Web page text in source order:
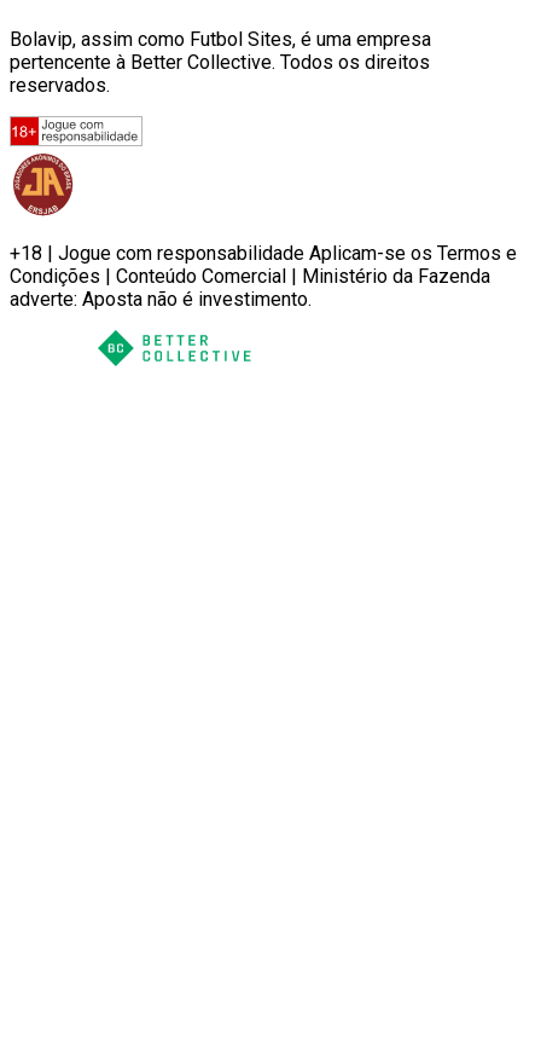
Bolavip, assim como Futbol Sites, é uma empresa
pertencente à Better Collective. Todos os direitos
reservados.
+18 | Jogue com responsabilidade Aplicam-se os Termos e
Condições | Conteúdo Comercial | Ministério da Fazenda
adverte: Aposta não é investimento.